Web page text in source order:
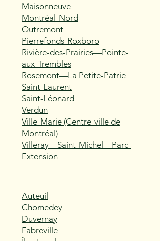
Maisonneuve
Montréal-Nord
Outremont
Pierrefonds-Roxboro
Rivière-des-Prairies—Pointe-
aux-Trembles
Rosemont—La Petite-Patrie
Saint-Laurent
Saint-Léonard
Verdun
Ville-Marie (Centre-ville de
Montréal)
Villeray—Saint-Michel—Parc-
Extension
Auteuil
Chomedey
Duvernay
Fabreville